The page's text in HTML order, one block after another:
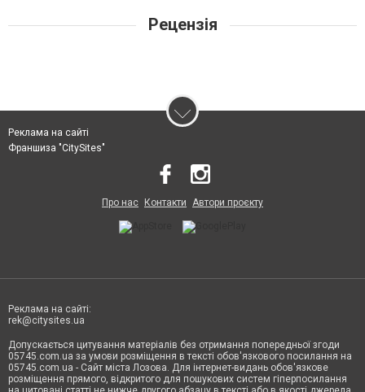
Рецензія
Реклама на сайті
Франшиза "CitySites"
Про нас Контакти Автори проєкту
Реклама на сайті:
rek@citysites.ua
Допускається цитування матеріалів без отримання попередньої згоди
05745.com.ua за умови розміщення в тексті обов'язкового посилання на
05745.com.ua - Сайт міста Лозова. Для інтернет-видань обов'язкове
розміщення прямого, відкритого для пошукових систем гіперпосилання